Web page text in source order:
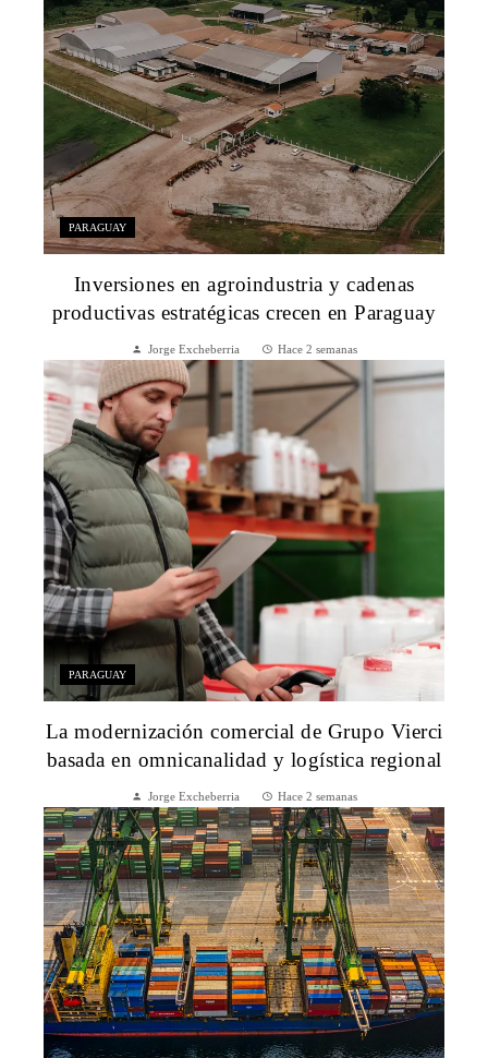
PARAGUAY
Inversiones en agroindustria y cadenas
productivas estratégicas crecen en Paraguay
Jorge Excheberria Hace 2 semanas
PARAGUAY
La modernización comercial de Grupo Vierci
basada en omnicanalidad y logística regional
Jorge Excheberria Hace 2 semanas